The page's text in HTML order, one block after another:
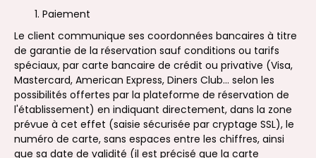
Paiement
Le client communique ses coordonnées bancaires à titre
de garantie de la réservation sauf conditions ou tarifs
spéciaux, par carte bancaire de crédit ou privative (Visa,
Mastercard, American Express, Diners Club… selon les
possibilités offertes par la plateforme de réservation de
l'établissement) en indiquant directement, dans la zone
prévue à cet effet (saisie sécurisée par cryptage SSL), le
numéro de carte, sans espaces entre les chiffres, ainsi
que sa date de validité (il est précisé que la carte